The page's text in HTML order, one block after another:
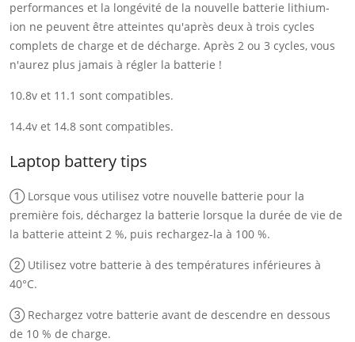
performances et la longévité de la nouvelle batterie lithium-
ion ne peuvent être atteintes qu'après deux à trois cycles
complets de charge et de décharge. Après 2 ou 3 cycles, vous
n'aurez plus jamais à régler la batterie !
10.8v et 11.1 sont compatibles.
14.4v et 14.8 sont compatibles.
Laptop battery tips
① Lorsque vous utilisez votre nouvelle batterie pour la
première fois, déchargez la batterie lorsque la durée de vie de
la batterie atteint 2 %, puis rechargez-la à 100 %.
② Utilisez votre batterie à des températures inférieures à
40°C.
③ Rechargez votre batterie avant de descendre en dessous
de 10 % de charge.